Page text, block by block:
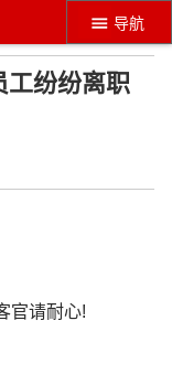
导航
工纷纷离职
官请耐心!